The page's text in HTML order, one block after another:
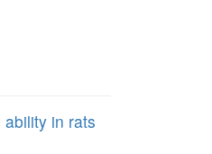
in rats